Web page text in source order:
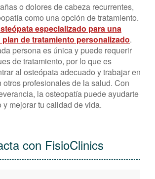
o dolores de cabeza recurrentes,
como una opción de tratamiento.
especializado para una
de tratamiento personalizado.
persona es única y puede requerir
de tratamiento, por lo que es
al osteópata adecuado y trabajar en
profesionales de la salud. Con
la osteopatía puede ayudarte
mejorar tu calidad de vida.
con FisioClinics